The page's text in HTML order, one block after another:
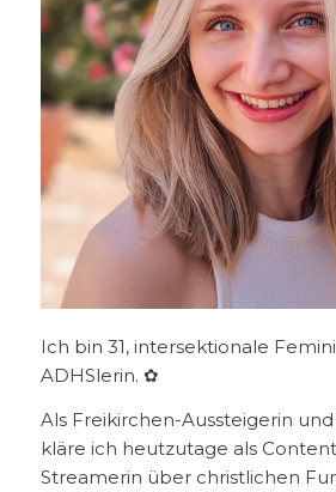
Ich bin 31, intersektionale
ADHSlerin. ✿
Als Freikirchen-Aussteigerin
kläre ich heutzutage als
Streamerin über christlichen